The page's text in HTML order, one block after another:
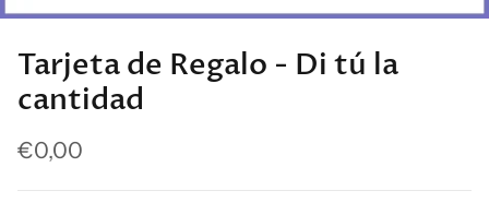
Tarjeta de Regalo - Di tú la
cantidad
€0,00